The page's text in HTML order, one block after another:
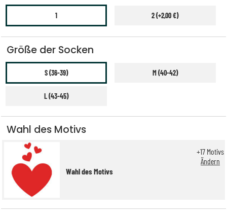
1 2 (+2,00 €)
Größe der Socken
S (36-39) M (40-42)
L (43-45)
Wahl des Motivs
Wahl des Motivs
+17 Motivs
Ändern